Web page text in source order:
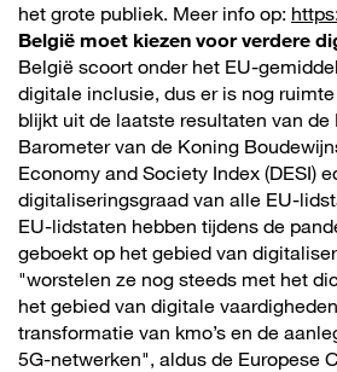
het grote publiek. Meer info op:
België moet kiezen voor verdere
België scoort onder het EU-
digitale inclusie, dus er is nog
blijkt uit de laatste resultaten van
Barometer van de Koning
Economy and Society Index (DESI)
digitaliseringsgraad van alle EU-
EU-lidstaten hebben tijdens de
geboekt op het gebied van
"worstelen ze nog steeds met het
het gebied van digitale
transformatie van kmo’s en de
5G-netwerken", aldus de Europese